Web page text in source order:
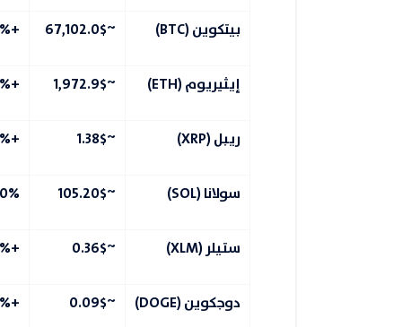
بيتكوين (BTC) ~67,102.0$
+0.4%
إيثيريوم (ETH) ~1,972.9$
+1.1%
ريبل (XRP) ~1.38$
+1.6%
سولانا (SOL) ~105.20$
ستيلر (XLM) ~0.36$
+0.7%
دوجكوين (DOGE) ~0.09$
+2.2%